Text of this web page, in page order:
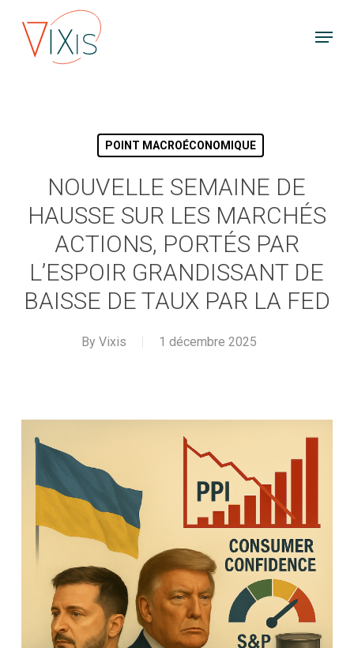
Menu
POINT MACROÉCONOMIQUE
NOUVELLE SEMAINE DE
HAUSSE SUR LES MARCHÉS
ACTIONS, PORTÉS PAR
L’ESPOIR GRANDISSANT DE
BAISSE DE TAUX PAR LA FED
By Vixis 1 décembre 2025